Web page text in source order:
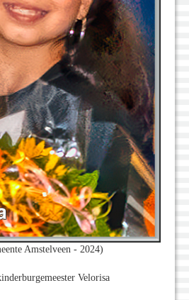
Amstelveen - 2024)
Velorisa